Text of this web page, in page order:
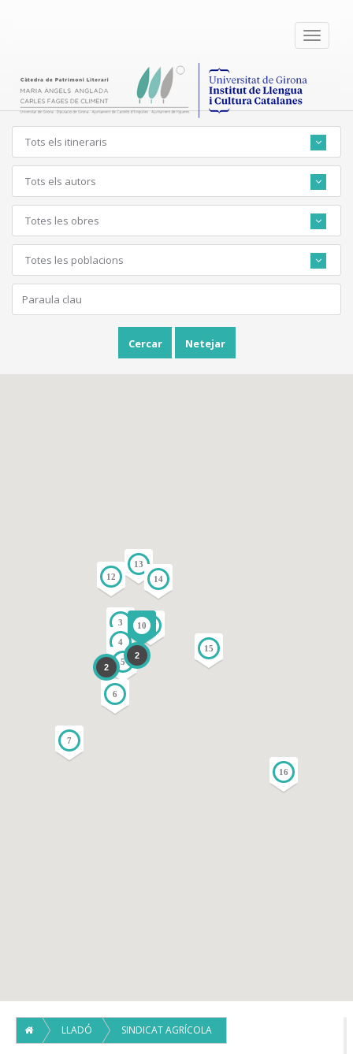
Toggle
Tots els itineraris
Tots els autors
Totes les obres
Totes les poblacions
Cercar Netejar
3
4
5
6
7
11
12
13
14
16
10
15
2
2
LLADÓ SINDICAT AGRÍCOLA